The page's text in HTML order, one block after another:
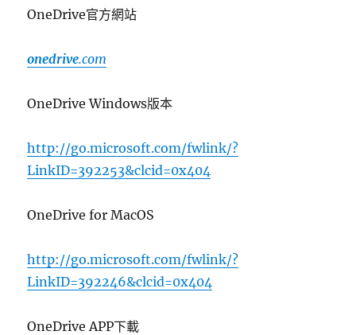
OneDrive官方網站
onedrive.com
OneDrive Windows版本
http://go.microsoft.com/fwlink/?
LinkID=392253&clcid=0x404
OneDrive for MacOS
http://go.microsoft.com/fwlink/?
LinkID=392246&clcid=0x404
OneDrive APP下載